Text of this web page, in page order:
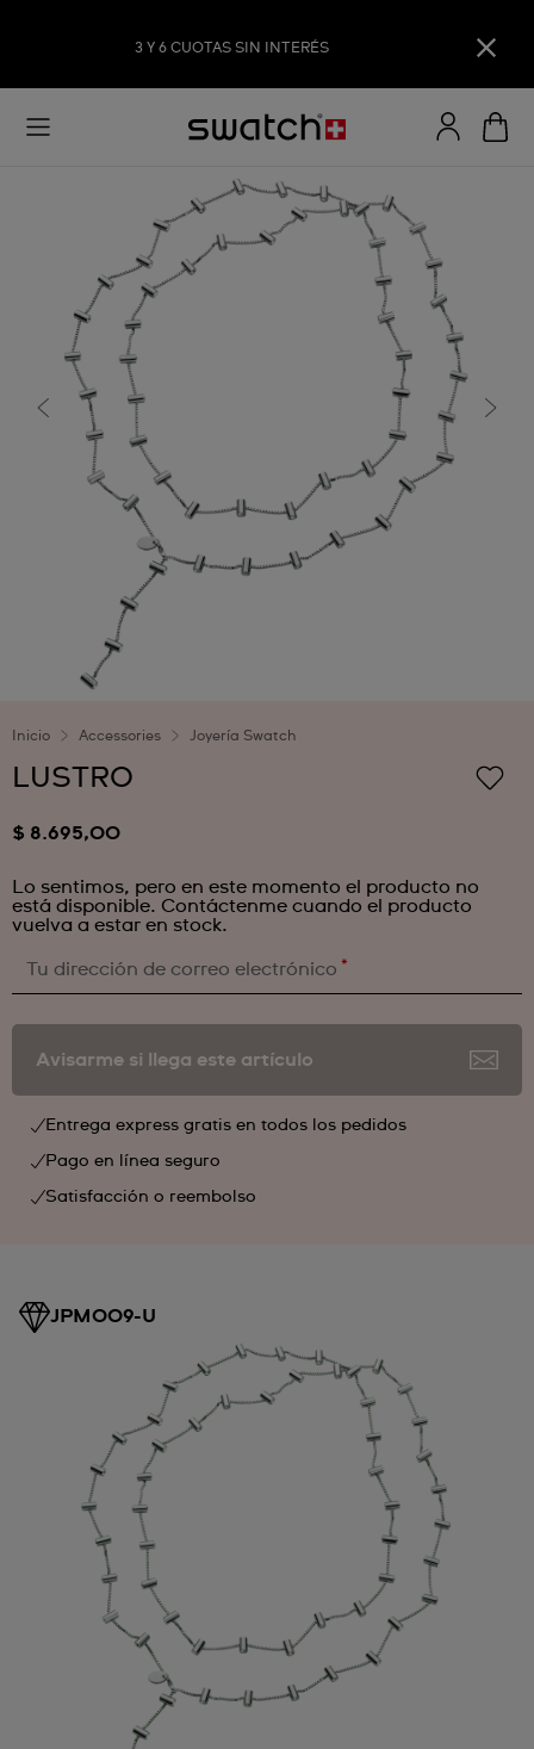
3 Y 6 CUOTAS SIN INTERÉS
Inicio Accessories Joyería Swatch
LUSTRO
$ 8.695,00
Lo sentimos, pero en este momento el producto no
está disponible. Contáctenme cuando el producto
vuelva a estar en stock.
Tu dirección de correo electrónico *
Avisarme si llega este artículo
Entrega express gratis en todos los pedidos
Pago en línea seguro
Satisfacción o reembolso
JPM009-U